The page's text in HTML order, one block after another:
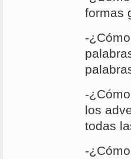
formas
-
-
los
todas
-